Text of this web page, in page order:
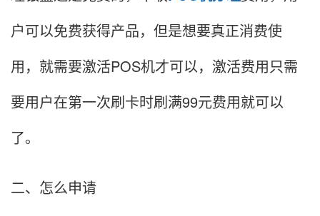
户可以免费获得产品，但是想要真正消费使
用，就需要激活POS机才可以，激活费用只需
要用户在第一次刷卡时刷满99元费用就可以
了。
二、怎么申请